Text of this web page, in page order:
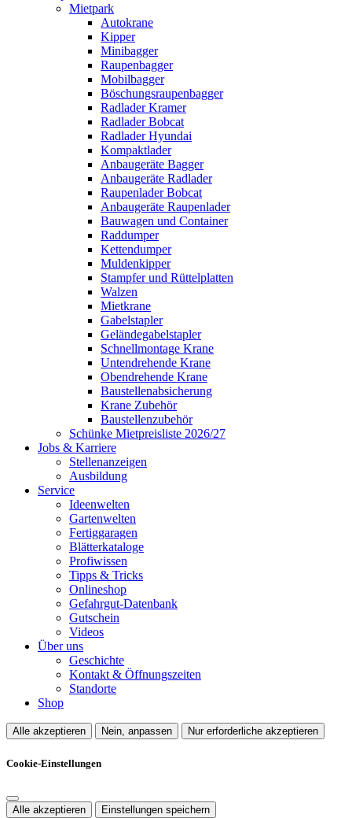
Mietpark
Autokrane
Kipper
Minibagger
Raupenbagger
Mobilbagger
Böschungsraupenbagger
Radlader Kramer
Radlader Bobcat
Radlader Hyundai
Kompaktlader
Anbaugeräte Bagger
Anbaugeräte Radlader
Raupenlader Bobcat
Anbaugeräte Raupenlader
Bauwagen und Container
Raddumper
Kettendumper
Muldenkipper
Stampfer und Rüttelplatten
Walzen
Mietkrane
Gabelstapler
Geländegabelstapler
Schnellmontage Krane
Untendrehende Krane
Obendrehende Krane
Baustellenabsicherung
Krane Zubehör
Baustellenzubehör
Schünke Mietpreisliste 2026/27
Jobs & Karriere
Stellenanzeigen
Ausbildung
Service
Ideenwelten
Gartenwelten
Fertiggaragen
Blätterkataloge
Profiwissen
Tipps & Tricks
Onlineshop
Gefahrgut-Datenbank
Gutschein
Videos
Über uns
Geschichte
Kontakt & Öffnungszeiten
Standorte
Shop
Alle akzeptieren Nein, anpassen Nur erforderliche akzeptieren
Cookie-Einstellungen
Alle akzeptieren Einstellungen speichern